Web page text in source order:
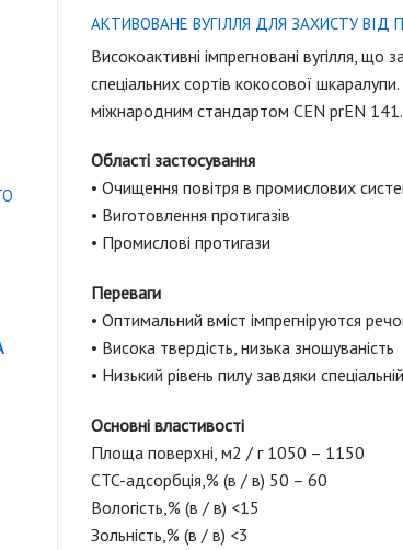
АКТИВОВАНЕ ВУГІЛЛЯ ДЛЯ ЗАХИСТУ ВІД
Високоактивні імпрегнованi вугілля, що
спеціальних сортів кокосової
міжнародним стандартом CEN prEN
Області застосування
• Очищення повітря в промислових
• Виготовлення протигазів
• Промислові протигази
Переваги
• Оптимальний вміст імпрегніруются
• Висока твердість, низька зношуваність
• Низький рівень пилу завдяки
Основні властивості
Площа поверхні, м2 / г 1050 – 1150
CTC-адсорбція,% (в / в) 50 – 60
Вологість,% (в / в) <15
Зольність,% (в / в) <3